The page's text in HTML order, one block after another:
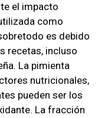
el impacto
como
es debido
recetas, incluso
La pimienta
nutricionales,
pueden ser los
La fracción